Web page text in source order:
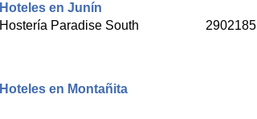
2902185
Hoteles en Junín
Hoteles en Montañita
Hostería Paradise South